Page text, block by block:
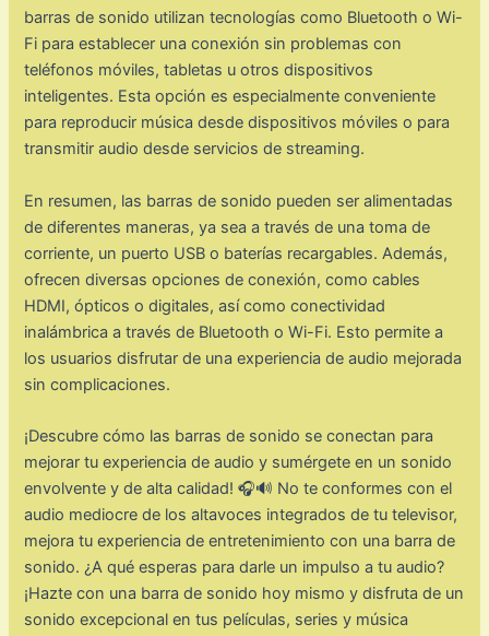
barras de sonido utilizan tecnologías como Bluetooth o Wi-
Fi para establecer una conexión sin problemas con
teléfonos móviles, tabletas u otros dispositivos
inteligentes. Esta opción es especialmente conveniente
para reproducir música desde dispositivos móviles o para
transmitir audio desde servicios de streaming.
En resumen, las barras de sonido pueden ser alimentadas
de diferentes maneras, ya sea a través de una toma de
corriente, un puerto USB o baterías recargables. Además,
ofrecen diversas opciones de conexión, como cables
HDMI, ópticos o digitales, así como conectividad
inalámbrica a través de Bluetooth o Wi-Fi. Esto permite a
los usuarios disfrutar de una experiencia de audio mejorada
sin complicaciones.
¡Descubre cómo las barras de sonido se conectan para
mejorar tu experiencia de audio y sumérgete en un sonido
envolvente y de alta calidad! 🎧🔊 No te conformes con el
audio mediocre de los altavoces integrados de tu televisor,
mejora tu experiencia de entretenimiento con una barra de
sonido. ¿A qué esperas para darle un impulso a tu audio?
¡Hazte con una barra de sonido hoy mismo y disfruta de un
sonido excepcional en tus películas, series y música